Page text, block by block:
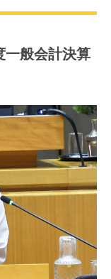
一般会計決算